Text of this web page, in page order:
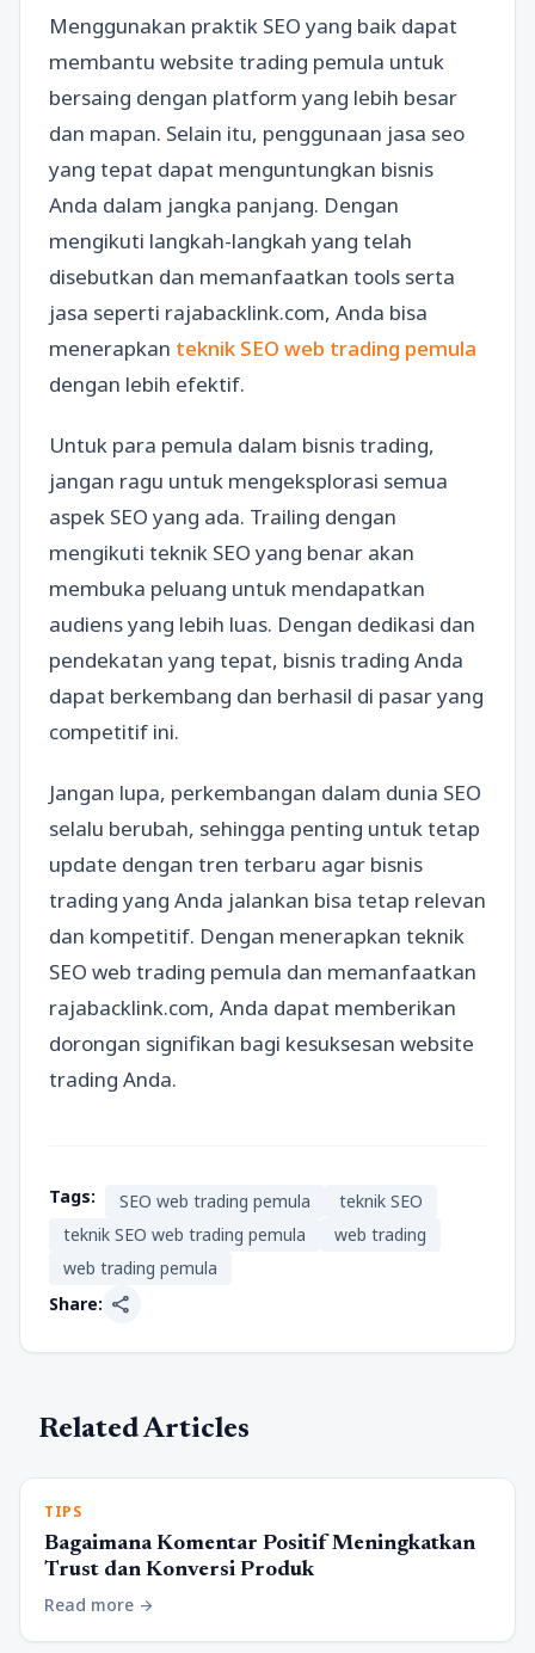
Menggunakan praktik SEO yang baik dapat
membantu website trading pemula untuk
bersaing dengan platform yang lebih besar
dan mapan. Selain itu, penggunaan jasa seo
yang tepat dapat menguntungkan bisnis
Anda dalam jangka panjang. Dengan
mengikuti langkah-langkah yang telah
disebutkan dan memanfaatkan tools serta
jasa seperti rajabacklink.com, Anda bisa
menerapkan teknik SEO web trading pemula
dengan lebih efektif.
Untuk para pemula dalam bisnis trading,
jangan ragu untuk mengeksplorasi semua
aspek SEO yang ada. Trailing dengan
mengikuti teknik SEO yang benar akan
membuka peluang untuk mendapatkan
audiens yang lebih luas. Dengan dedikasi dan
pendekatan yang tepat, bisnis trading Anda
dapat berkembang dan berhasil di pasar yang
competitif ini.
Jangan lupa, perkembangan dalam dunia SEO
selalu berubah, sehingga penting untuk tetap
update dengan tren terbaru agar bisnis
trading yang Anda jalankan bisa tetap relevan
dan kompetitif. Dengan menerapkan teknik
SEO web trading pemula dan memanfaatkan
rajabacklink.com, Anda dapat memberikan
dorongan signifikan bagi kesuksesan website
trading Anda.
Tags: SEO web trading pemula
teknik SEO
teknik SEO web trading pemula
web trading
web trading pemula
Share: share
Related Articles
TIPS
Bagaimana Komentar Positif Meningkatkan
Trust dan Konversi Produk
Read more arrow_forward